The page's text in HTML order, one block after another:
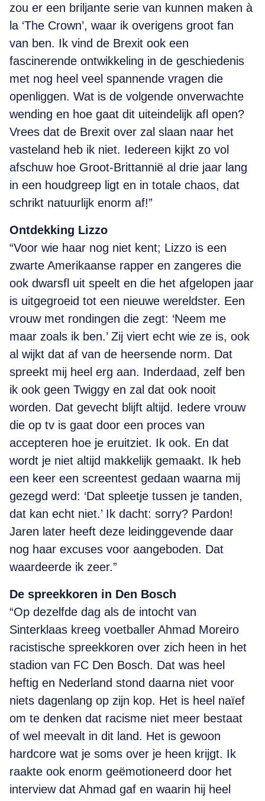
zou er een briljante serie van kunnen maken à
la ‘The Crown’, waar ik overigens groot fan
van ben. Ik vind de Brexit ook een
fascinerende ontwikkeling in de geschiedenis
met nog heel veel spannende vragen die
openliggen. Wat is de volgende onverwachte
wending en hoe gaat dit uiteindelijk afl open?
Vrees dat de Brexit over zal slaan naar het
vasteland heb ik niet. Iedereen kijkt zo vol
afschuw hoe Groot-Brittannië al drie jaar lang
in een houdgreep ligt en in totale chaos, dat
schrikt natuurlijk enorm af!”
Ontdekking Lizzo
“Voor wie haar nog niet kent; Lizzo is een
zwarte Amerikaanse rapper en zangeres die
ook dwarsfl uit speelt en die het afgelopen jaar
is uitgegroeid tot een nieuwe wereldster. Een
vrouw met rondingen die zegt: ‘Neem me
maar zoals ik ben.’ Zij viert echt wie ze is, ook
al wijkt dat af van de heersende norm. Dat
spreekt mij heel erg aan. Inderdaad, zelf ben
ik ook geen Twiggy en zal dat ook nooit
worden. Dat gevecht blijft altijd. Iedere vrouw
die op tv is gaat door een proces van
accepteren hoe je eruitziet. Ik ook. En dat
wordt je niet altijd makkelijk gemaakt. Ik heb
een keer een screentest gedaan waarna mij
gezegd werd: ‘Dat spleetje tussen je tanden,
dat kan echt niet.’ Ik dacht: sorry? Pardon!
Jaren later heeft deze leidinggevende daar
nog haar excuses voor aangeboden. Dat
waardeerde ik zeer.”
De spreekkoren in Den Bosch
“Op dezelfde dag als de intocht van
Sinterklaas kreeg voetballer Ahmad Moreiro
racistische spreekkoren over zich heen in het
stadion van FC Den Bosch. Dat was heel
heftig en Nederland stond daarna niet voor
niets dagenlang op zijn kop. Het is heel naïef
om te denken dat racisme niet meer bestaat
of wel meevalt in dit land. Het is gewoon
hardcore wat je soms over je heen krijgt. Ik
raakte ook enorm geëmotioneerd door het
interview dat Ahmad gaf en waarin hij heel